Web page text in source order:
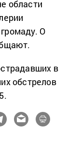
области
О
в
обстрелов